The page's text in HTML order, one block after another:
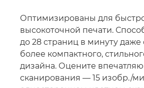
Оптимизированы для
высокоточной печати.
до 28 страниц в минуту даже
более компактного,
дизайна. Оцените
сканирования — 15 изобр./